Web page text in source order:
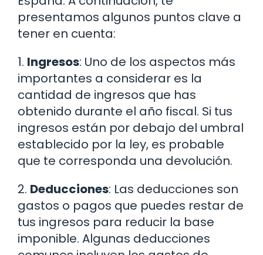
presentamos algunos puntos clave a
tener en cuenta:
1. Ingresos: Uno de los aspectos más
importantes a considerar es la
cantidad de ingresos que has
obtenido durante el año fiscal. Si tus
ingresos están por debajo del umbral
establecido por la ley, es probable
que te corresponda una devolución.
2. Deducciones: Las deducciones son
gastos o pagos que puedes restar de
tus ingresos para reducir la base
imponible. Algunas deducciones